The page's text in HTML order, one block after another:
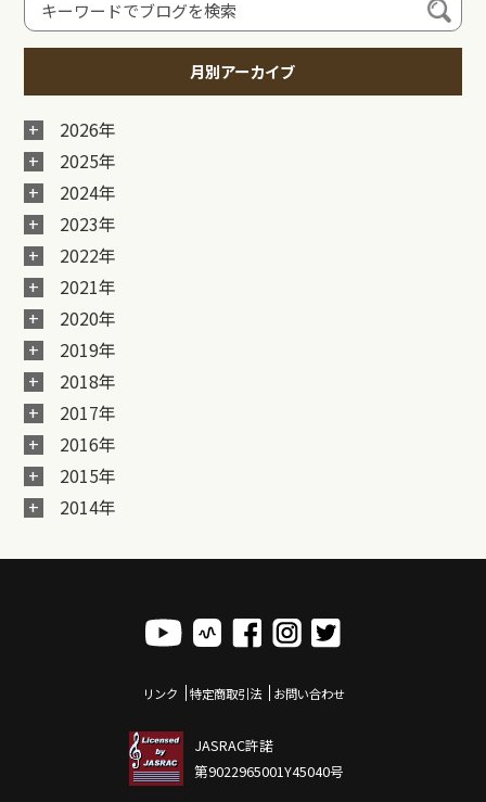
月別アーカイブ
2026年
2025年
2024年
2023年
2022年
2021年
2020年
2019年
2018年
2017年
2016年
2015年
2014年
リンク 特定商取引法 お問い合わせ
JASRAC許諾
第9022965001Y45040号